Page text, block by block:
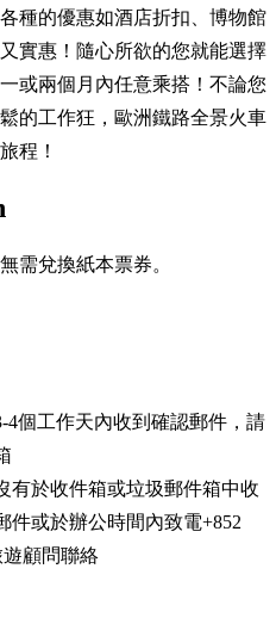
種的優惠如酒店折扣、博物館
實惠！隨心所欲的您就能選擇
一或兩個月內任意乘搭！不論您
的工作狂，歐洲鐵路全景火車
程！
需兌換紙本票券。
4個工作天內收到確認郵件，請
有於收件箱或垃圾郵件箱中收
件或於辦公時間內致電+852
遊顧問聯絡